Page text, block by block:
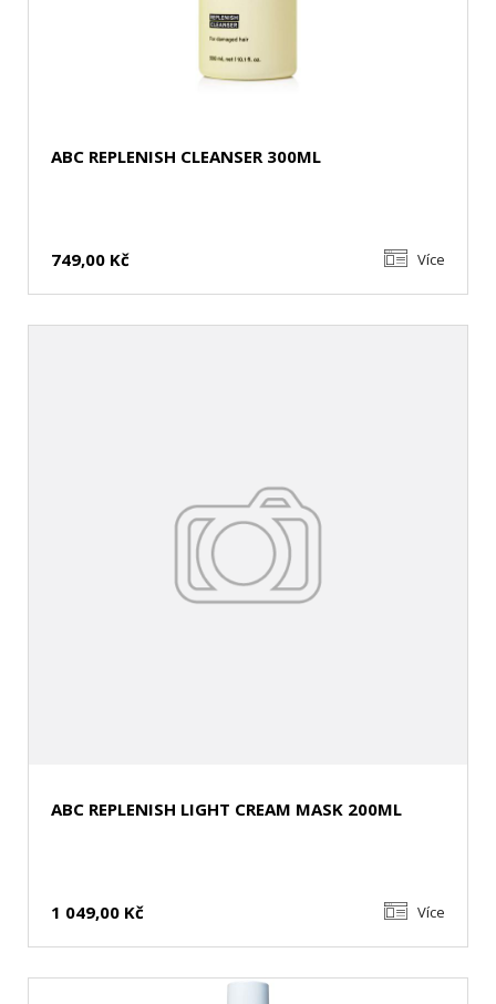
ABC REPLENISH CLEANSER 300ML
749,00 Kč Více
ABC REPLENISH LIGHT CREAM MASK 200ML
1 049,00 Kč Více